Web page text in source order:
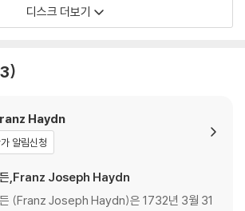
디스크 더보기
3
Haydn
알림신청
든,Franz Joseph Haydn
든 (Franz Joseph Haydn)은 1732년 3월 31